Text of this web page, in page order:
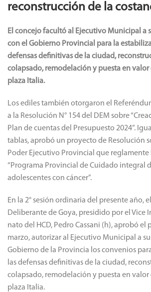
reconstrucción de la
El concejo facultó al Ejecutivo Municipal a
con el Gobierno Provincial para la
defensas definitivas de la ciudad,
colapsado, remodelación y puesta en valor
plaza Italia.
Los ediles también otorgaron el
a la Resolución N° 154 del DEM sobre
Plan de cuentas del Presupuesto 2024”.
tablas, aprobó un proyecto de Resolución
Poder Ejecutivo Provincial que reglamente
“Programa Provincial de Cuidado integral
adolescentes con cáncer”.
En la 2° sesión ordinaria del presente año,
Deliberante de Goya, presidido por el Vice
nato del HCD, Pedro Cassani (h), aprobó el
marzo, autorizar al Ejecutivo Municipal a
Gobierno de la Provincia los convenios
las defensas definitivas de la ciudad,
colapsado, remodelación y puesta en valor
plaza Italia.